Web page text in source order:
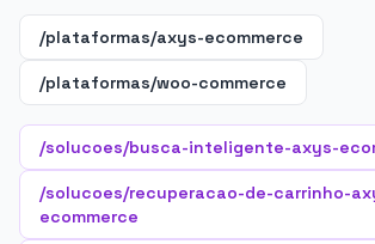
/plataformas/axys-ecommerce
/plataformas/woo-commerce
/solucoes/busca-inteligente-axys-
/solucoes/recuperacao-de-carrinho-
ecommerce